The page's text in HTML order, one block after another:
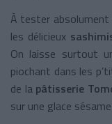
À tester absolument
les délicieux
On laisse surtout
piochant dans les
de la pâtisserie
sur une glace